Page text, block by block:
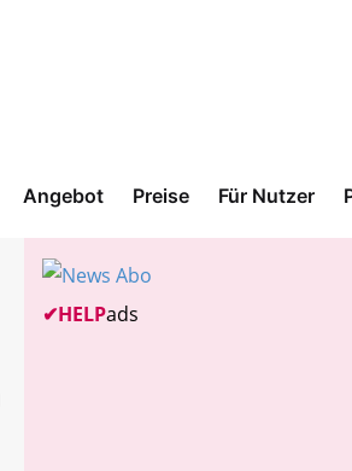
Angebot Preise Für Nutzer
✔HELPads